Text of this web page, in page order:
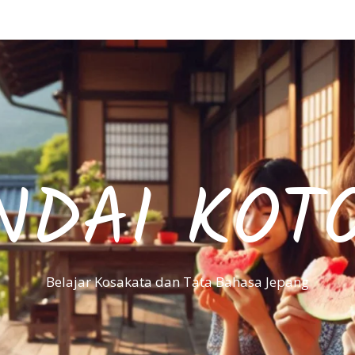
Belajar Kosakata dan Tata Bahasa Jepang